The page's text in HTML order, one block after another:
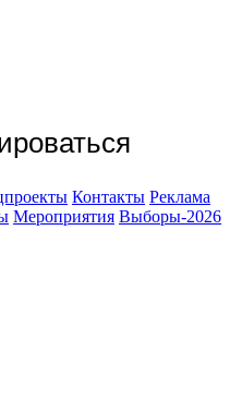
Контакты Реклама
Мероприятия Выборы-2026